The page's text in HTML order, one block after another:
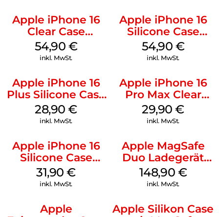
Apple iPhone 16
Clear Case
MagSafe
Transparent
54,90 €
inkl. MwSt.
Apple iPhone 16
Silicone Case
MagSafe Black
54,90 €
inkl. MwSt.
Apple iPhone 16
Plus Silicone Case
MagSafe Black
28,90€
inkl. MwSt.
Apple iPhone 16
Pro Max Clear
Case MagSafe
Transparent
29,90€
inkl. MwSt.
Apple iPhone 16
Silicone Case
MagSafe Fuchsia
31,90€
inkl. MwSt.
Apple MagSafe
Duo Ladegerät
Weiß
148,90 €
inkl. MwSt.
Apple
Apple Silikon Case